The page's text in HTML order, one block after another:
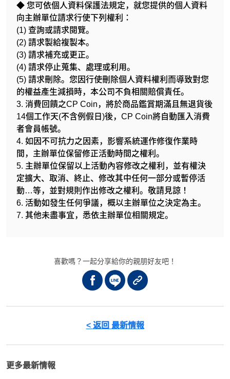
◆ 您可依個人資料保護法規定，就您提供的個人資料
向主辦單位請求行使下列權利：
(1) 查詢或請求閱覽。
(2) 請求製給複製本。
(3) 請求補充或更正。
(4) 請求停止蒐集、處理或利用。
(5) 請求刪除。您因行使刪除個人資料權利而導致對您
的權益產生減損時，本公司不負相關賠償責任。
3. 消費回饋之CP Coin，將於商品鑑賞期滿且無退貨後
14個工作天(不含例假日)後，CP Coin將自動匯入消費
者會員帳號。
4. 如因不可抗力之因素，影響系統運作修復作業時
間，主辦單位保留修正活動時間之權利。
5. 主辦單位保留以上活動內容修改之權利，並有權決
定擴大、取消、終止、修改其中任何一部分或暫停活
動…等，並對規則作出修改之權利。敬請見諒！
6. 活動如發生任何爭議，概以主辦單位之決定為主。
7. 其他未盡事宜，悉依主辦單位相關規定。
喜歡嗎？一起分享給你的親朋好友吧！
< 返回 最新情報
更多最新情報